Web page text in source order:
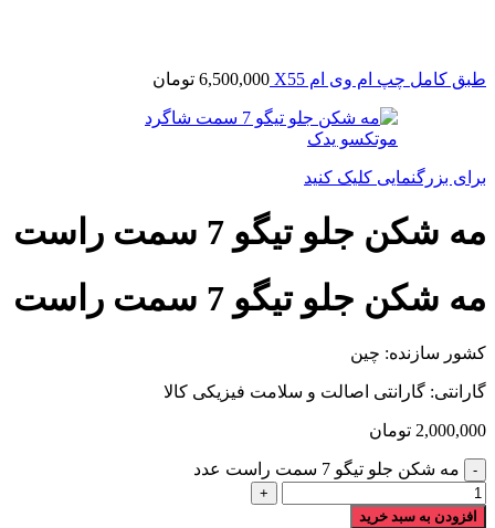
طبق کامل چپ ام وی ام X55 6,500,000 تومان
برای بزرگنمایی کلیک کنید
مه شکن جلو تیگو 7 سمت راست
مه شکن جلو تیگو 7 سمت راست
کشور سازنده: چین
گارانتی: گارانتی اصالت و سلامت فیزیکی کالا
2,000,000 تومان
مه شکن جلو تیگو 7 سمت راست عدد
افزودن به سبد خرید